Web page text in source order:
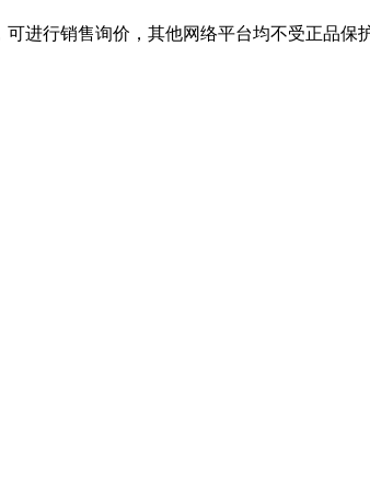
进行销售询价，其他网络平台均不受正品保